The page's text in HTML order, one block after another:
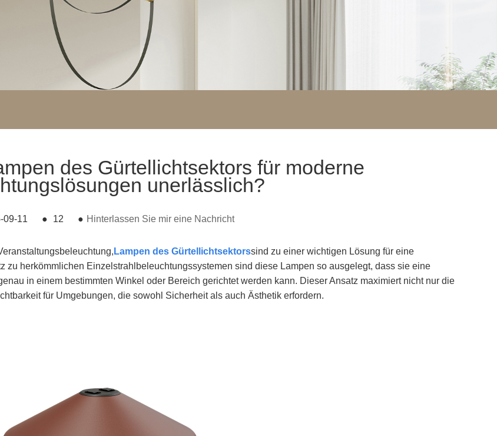
des Gürtellichtsektors für moderne
unerlässlich?
09-11 ● 12 ● Hinterlassen Sie mir eine Nachricht
Lampen des Gürtellichtsektorssind zu einer wichtigen Lösung für eine
zu herkömmlichen Einzelstrahlbeleuchtungssystemen sind diese Lampen so ausgelegt, dass sie eine
in einem bestimmten Winkel oder Bereich gerichtet werden kann. Dieser Ansatz maximiert nicht nur die
für Umgebungen, die sowohl Sicherheit als auch Ästhetik erfordern.